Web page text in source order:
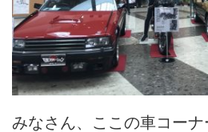
みなさん、ここの車コー